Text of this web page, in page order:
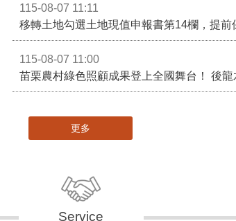
115-08-07 11:11
移轉土地勾選土地現值申報書第14欄，提前
115-08-07 11:00
更多